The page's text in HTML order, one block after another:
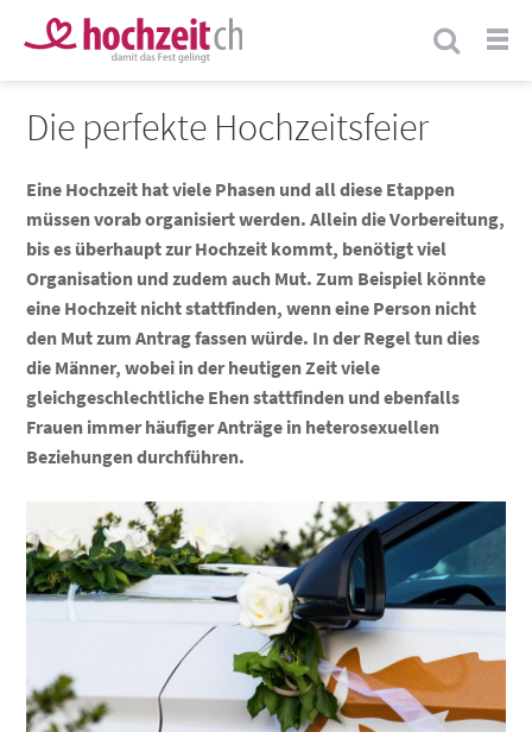
Die perfekte Hochzeitsfeier
Eine Hochzeit hat viele Phasen und all diese Etappen
müssen vorab organisiert werden. Allein die Vorbereitung,
bis es überhaupt zur Hochzeit kommt, benötigt viel
Organisation und zudem auch Mut. Zum Beispiel könnte
eine Hochzeit nicht stattfinden, wenn eine Person nicht
den Mut zum Antrag fassen würde. In der Regel tun dies
die Männer, wobei in der heutigen Zeit viele
gleichgeschlechtliche Ehen stattfinden und ebenfalls
Frauen immer häufiger Anträge in heterosexuellen
Beziehungen durchführen.